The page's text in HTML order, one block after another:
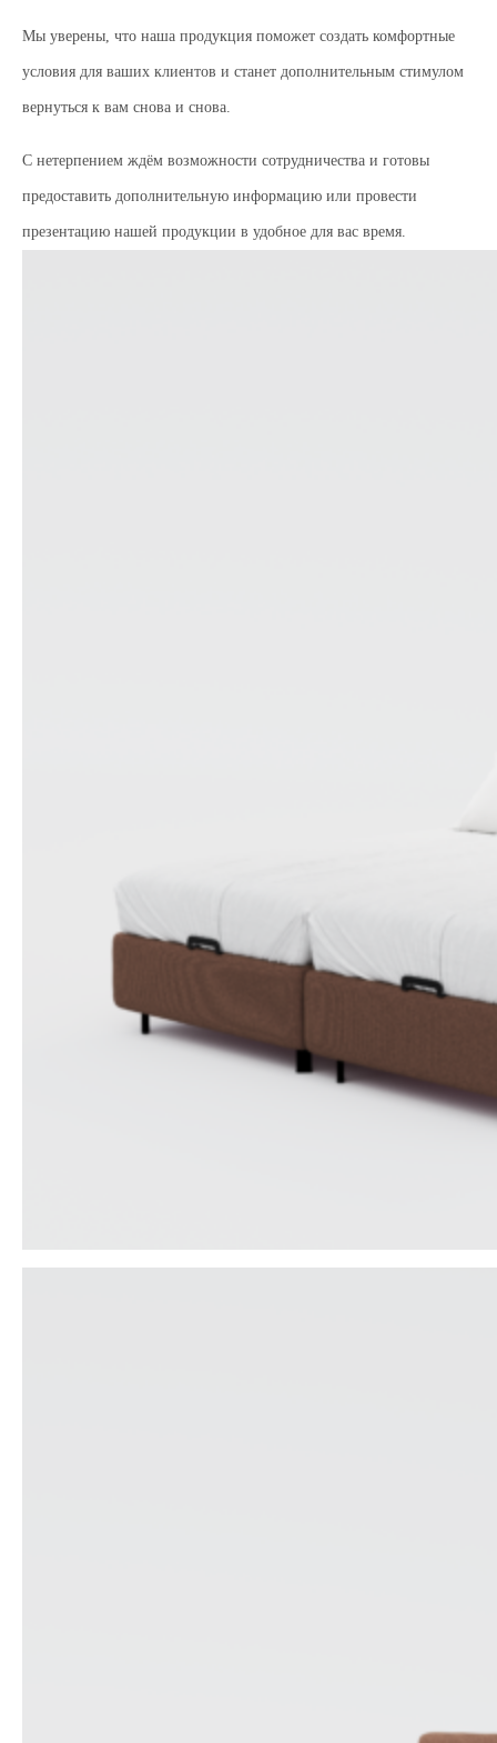
Мы уверены, что наша продукция поможет создать комфортные
условия для ваших клиентов и станет дополнительным стимулом
вернуться к вам снова и снова.
С нетерпением ждём возможности сотрудничества и готовы
предоставить дополнительную информацию или провести
презентацию нашей продукции в удобное для вас время.